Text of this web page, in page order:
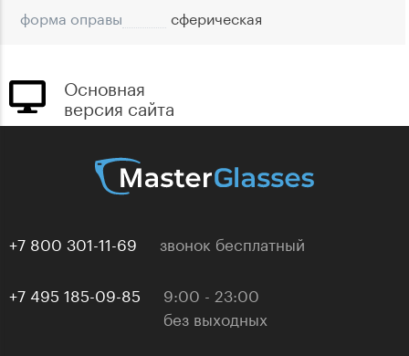
форма оправы
сферическая
Основная
версия сайта
+7 800 301-11-69 звонок бесплатный
+7 495 185-09-85
9:00 - 23:00
без выходных